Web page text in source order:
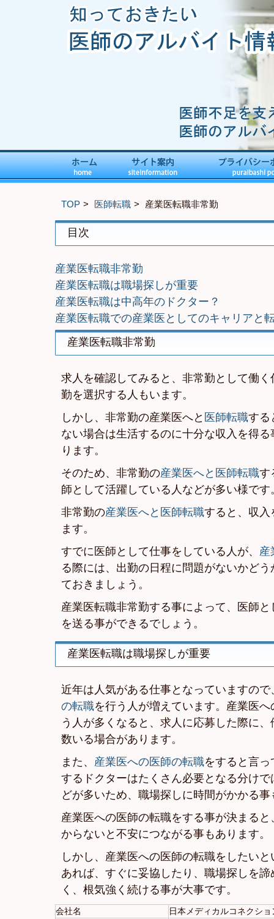
TOP 医師転職 産業医転職非常勤
目次
産業医転職非常勤
産業医転職は職場探しが重要
産業医転職は中高年のドクター？
産業医転職での産業医としてのキャリアと
産業医転職非常勤
求人を確認してみると、非常勤として働
勤を選択する人もいます。
しかし、非常勤の産業医へと 医師転職する
ない場合は生活するのに十分な収入を得
ります。
そのため、非常勤の産業医へと医師転職す
師として活躍している人などが多い様です
非常勤の産業医へと医師転職すると、収入
ます。
すでに医師として仕事をしている人が、 産
る際には、出勤の日程に問題がないかど
ておきましょう。
産業医転職非常勤する事によって、医師
を送る事ができるでしょう。
産業医転職は職場探しが重要
近年は人気がある仕事となっていますので
の転職を行う人が増えています。産業医
う人が多くなると、求人に応募した際に
数いる場合があります。
また、 産業医への医師の転職をすると言
するドクターはたくさん必要となる分け
どが多いため、職場探しに時間がかかる
産業医への医師の転職をする事が決まる
からないと不安につながる事もあります。
しかし、産業医への医師の転職をしたい
あれば、すぐに妥協したり、職場探しを
く、根気強く続ける事が大事です。
会社名
日本メディカルコネクシ